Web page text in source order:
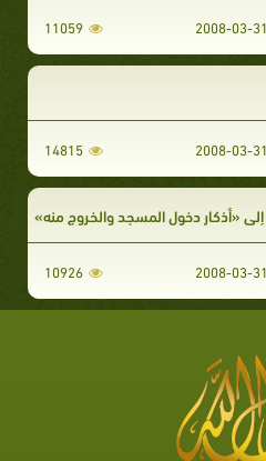
11059
14815
إلى «أذكار دخول المسجد والخروج منه»
10926